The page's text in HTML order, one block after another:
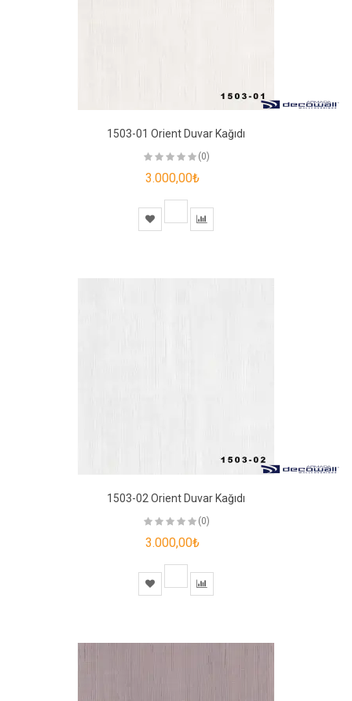
1503-01 Orient Duvar Kağıdı
(0)
3.000,00₺
1503-02 Orient Duvar Kağıdı
(0)
3.000,00₺